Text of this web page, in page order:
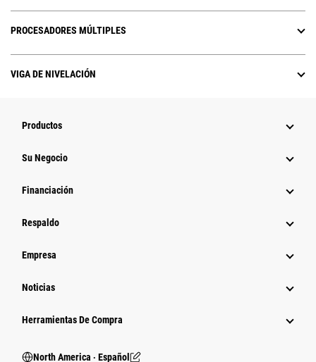
PROCESADORES MÚLTIPLES
VIGA DE NIVELACIÓN
Productos
Su Negocio
Financiación
Respaldo
Empresa
Noticias
Herramientas De Compra
North America ‧ Español